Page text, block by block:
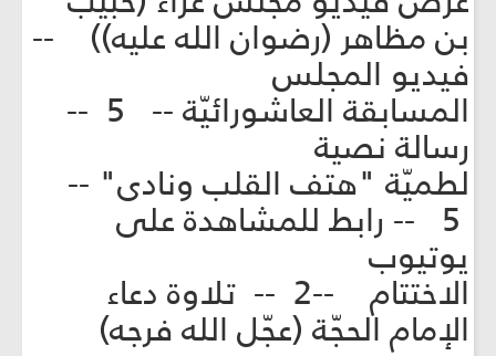
بن مظاهر (رضوان الله عليه)) --
فيديو المجلس
المسابقة العاشورائيّة -- 5 --
رسالة نصية
لطميّة "هتف القلب ونادى" --
5 -- رابط للمشاهدة على
يوتيوب
الاختتام --2 -- تلاوة دعاء
الإمام الحجّة (عجّل الله فرجه)